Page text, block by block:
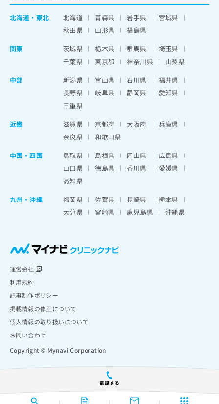
電話する
北海道 ・ 東北 北海道 青森県 岩手県
宮城県
秋田県
山形県
福島県
関東
茨城県 栃木県 群馬県
埼玉県
千葉県
東京都 神奈川県
山梨県
中部
新潟県 富山県 石川県
福井県
長野県
岐阜県 静岡県
愛知県
三重県
近畿
滋賀県 京都府 大阪府
兵庫県
奈良県
和歌山県
中国・四国
鳥取県 島根県 岡山県
広島県
山口県
徳島県 香川県
愛媛県
高知県
九州・沖縄
福岡県 佐賀県 長崎県
熊本県
大分県
宮崎県 鹿児島県 沖縄県
運営会社
利用規約
記事制作ポリシー
掲載情報の修正について
個人情報の取り扱いについて
お問い合わせ
Copyright © Mynavi Corporation